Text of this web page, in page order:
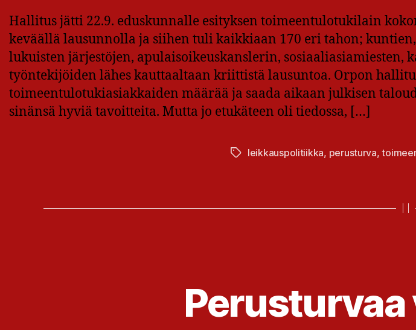
Hallitus jätti 22.9. eduskunnalle esityksen toimeentulotukilain
keväällä lausunnolla ja siihen tuli kaikkiaan 170 eri tahon;
lukuisten järjestöjen, apulaisoikeuskanslerin, sosiaaliasiamiesten,
työntekijöiden lähes kauttaaltaan kriittistä lausuntoa. Orpon
toimeentulotukiasiakkaiden määrää ja saada aikaan julkisen
sinänsä hyviä tavoitteita. Mutta jo etukäteen oli tiedossa, […]
Avainsanat
leikkauspolitiikka, perusturva,